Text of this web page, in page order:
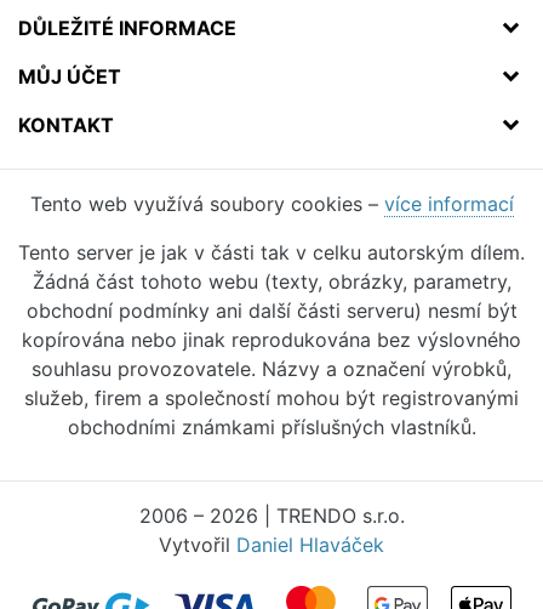
DŮLEŽITÉ INFORMACE
MŮJ ÚČET
KONTAKT
Tento web využívá soubory cookies – více informací
Tento server je jak v části tak v celku autorským dílem.
Žádná část tohoto webu (texty, obrázky, parametry,
obchodní podmínky ani další části serveru) nesmí být
kopírována nebo jinak reprodukována bez výslovného
souhlasu provozovatele. Názvy a označení výrobků,
služeb, firem a společností mohou být registrovanými
obchodními známkami příslušných vlastníků.
2006 – 2026 | TRENDO s.r.o.
Vytvořil Daniel Hlaváček